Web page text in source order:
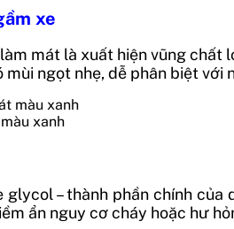
xe
mát là xuất hiện vũng
ngọt nhẹ, dễ phân biệt với
xanh
– thành phần chính
ẩn nguy cơ cháy hoặc hư